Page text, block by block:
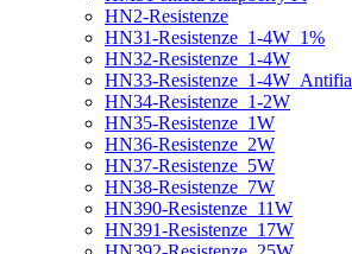
HN2-Resistenze
HN31-Resistenze_1-4W_1%
HN32-Resistenze_1-4W
HN33-Resistenze_1-
HN34-Resistenze_1-2W
HN35-Resistenze_1W
HN36-Resistenze_2W
HN37-Resistenze_5W
HN38-Resistenze_7W
HN390-Resistenze_11W
HN391-Resistenze_17W